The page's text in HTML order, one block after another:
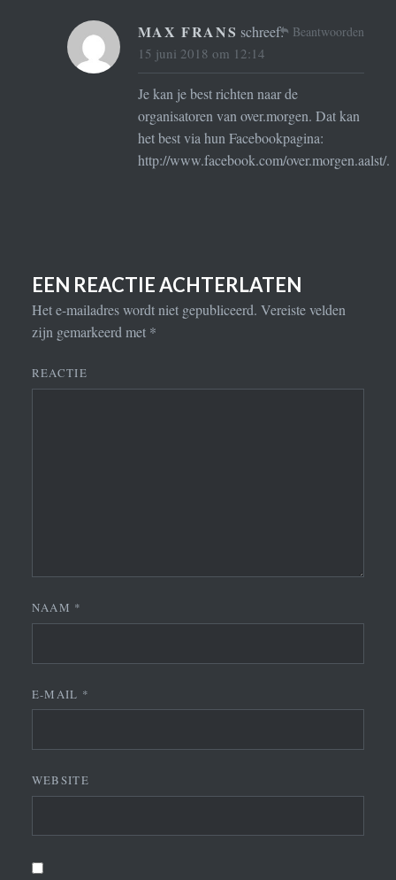
MAX FRANS schreef:
15 juni 2018 om 12:14
Je kan je best richten naar de
organisatoren van over.morgen. Dat kan
het best via hun Facebookpagina:
http://www.facebook.com/over.morgen.aalst/.
Beantwoorden
EEN REACTIE ACHTERLATEN
Het e-mailadres wordt niet gepubliceerd. Vereiste velden
zijn gemarkeerd met *
REACTIE
NAAM *
E-MAIL *
WEBSITE